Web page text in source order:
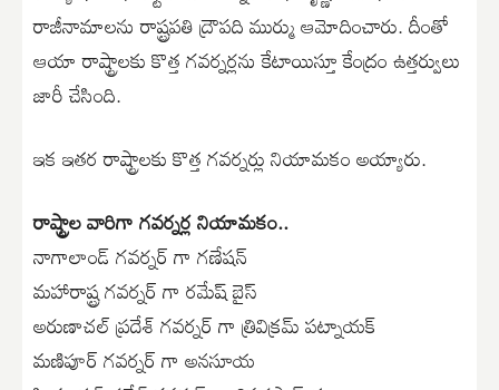
రాజీనామాలను రాష్ట్రపతి ద్రౌపది ముర్ము ఆమోదించారు. దీంతో
ఆయా రాష్ట్రాలకు కొత్త గవర్నర్లను కేటాయిస్తూ కేంద్రం ఉత్తర్వులు
జారీ చేసింది.
ఇక ఇతర రాష్ట్రాలకు కొత్త గవర్నర్లు నియామకం అయ్యారు.
రాష్ట్రాల వారిగా గవర్నర్ల నియామకం..
నాగాలాండ్ గవర్నర్ గా గణేషన్
మహారాష్ట్ర గవర్నర్ గా రమేష్ బైస్
అరుణాచల్ ప్రదేశ్ గవర్నర్ గా త్రివిక్రమ్ పట్నాయక్
మణిపూర్ గవర్నర్ గా అనసూయ